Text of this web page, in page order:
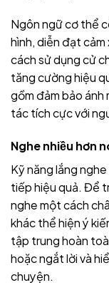
Ngôn ngữ cơ thể
hình, diễn đạt
cách sử dụng cử
tăng cường hiệu
gồm đảm bảo ánh
tác tích cực với
Nghe nhiều hơn
Kỹ năng lắng
tiếp hiệu quả. Để
nghe một cách
khác thể hiện ý
tập trung hoàn
hoặc ngắt lời và
chuyện.